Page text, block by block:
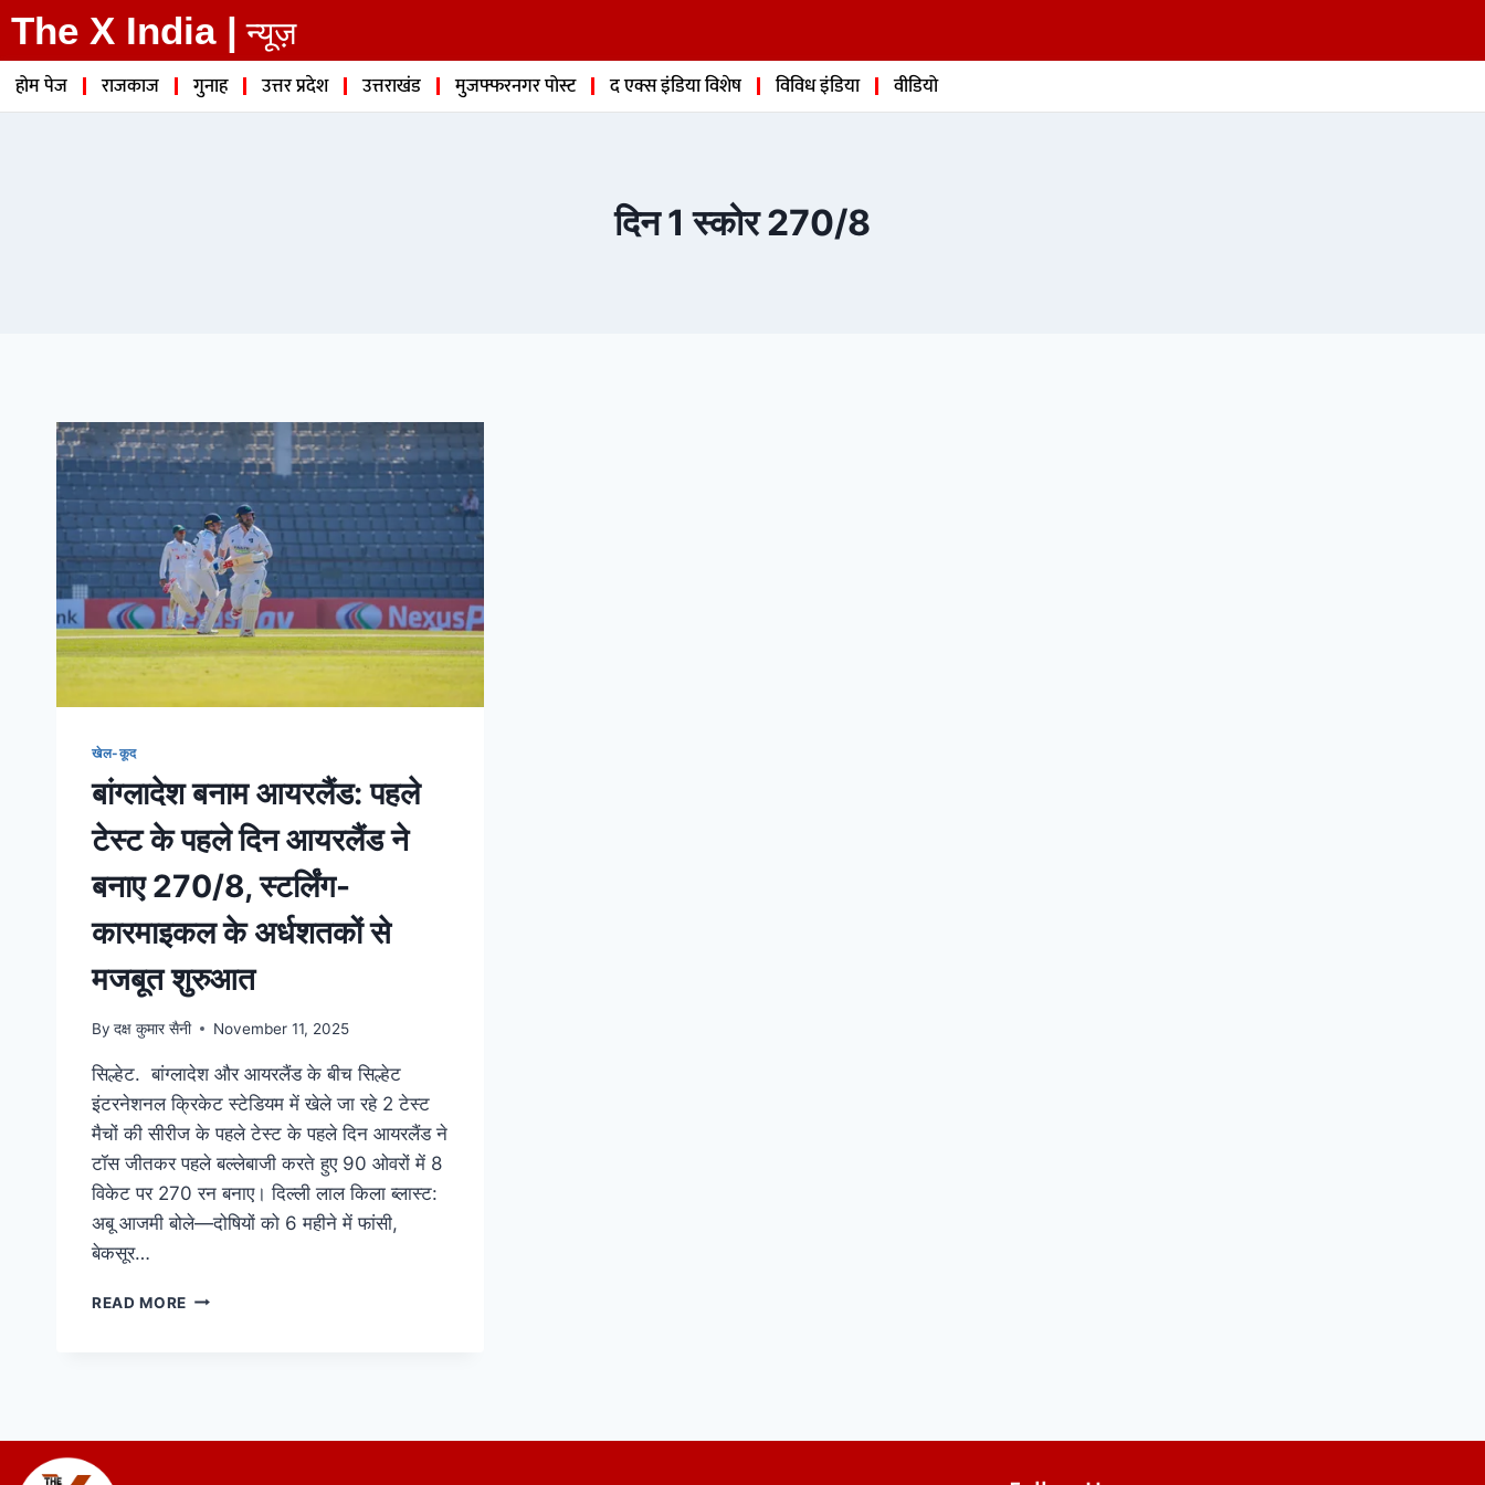
The X India | न्यूज़
होम पेज राजकाज गुनाह उत्तर प्रदेश उत्तराखंड मुजफ्फरनगर पोस्ट द एक्स इंडिया विशेष विविध इंडिया वीडियो
दिन 1 स्कोर 270/8
खेल-कूद
बांग्लादेश बनाम आयरलैंड: पहले
टेस्ट के पहले दिन आयरलैंड ने
बनाए 270/8, स्टर्लिंग-
कारमाइकल के अर्धशतकों से
मजबूत शुरुआत
By दक्ष कुमार सैनी November 11, 2025
सिल्हेट. बांग्लादेश और आयरलैंड के बीच सिल्हेट
इंटरनेशनल क्रिकेट स्टेडियम में खेले जा रहे 2 टेस्ट
मैचों की सीरीज के पहले टेस्ट के पहले दिन आयरलैंड ने
टॉस जीतकर पहले बल्लेबाजी करते हुए 90 ओवरों में 8
विकेट पर 270 रन बनाए। दिल्ली लाल किला ब्लास्ट:
अबू आजमी बोले—दोषियों को 6 महीने में फांसी,
बेकसूर…
READ MORE